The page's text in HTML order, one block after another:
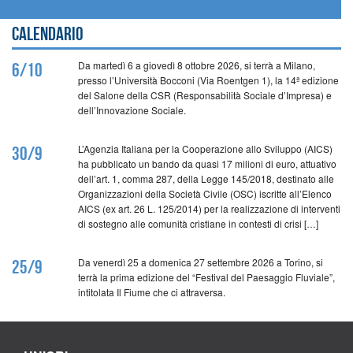
Calendario
6/10
Da martedì 6 a giovedì 8 ottobre 2026, si terrà a Milano,
presso l’Università Bocconi (Via Roentgen 1), la 14ª edizione
del Salone della CSR (Responsabilità Sociale d’Impresa) e
dell’Innovazione Sociale.
30/9
L’Agenzia Italiana per la Cooperazione allo Sviluppo (AICS)
ha pubblicato un bando da quasi 17 milioni di euro, attuativo
dell’art. 1, comma 287, della Legge 145/2018, destinato alle
Organizzazioni della Società Civile (OSC) iscritte all’Elenco
AICS (ex art. 26 L. 125/2014) per la realizzazione di interventi
di sostegno alle comunità cristiane in contesti di crisi […]
25/9
Da venerdì 25 a domenica 27 settembre 2026 a Torino, si
terrà la prima edizione del “Festival del Paesaggio Fluviale”,
intitolata Il Fiume che ci attraversa.